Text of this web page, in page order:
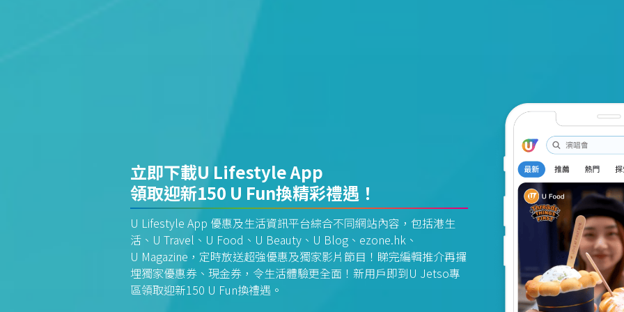
立即下載U Lifestyle App
領取迎新150 U Fun換精彩禮遇！
U Lifestyle App 優惠及生活資訊平台綜合不同網站內容，包括港生
活、U Travel、U Food、U Beauty、U Blog、ezone.hk、
U Magazine，定時放送超強優惠及獨家影片節目！睇完編輯推介再攞
埋獨家優惠券、現金券，令生活體驗更全面！新用戶即到U Jetso專
區領取迎新150 U Fun換禮遇。